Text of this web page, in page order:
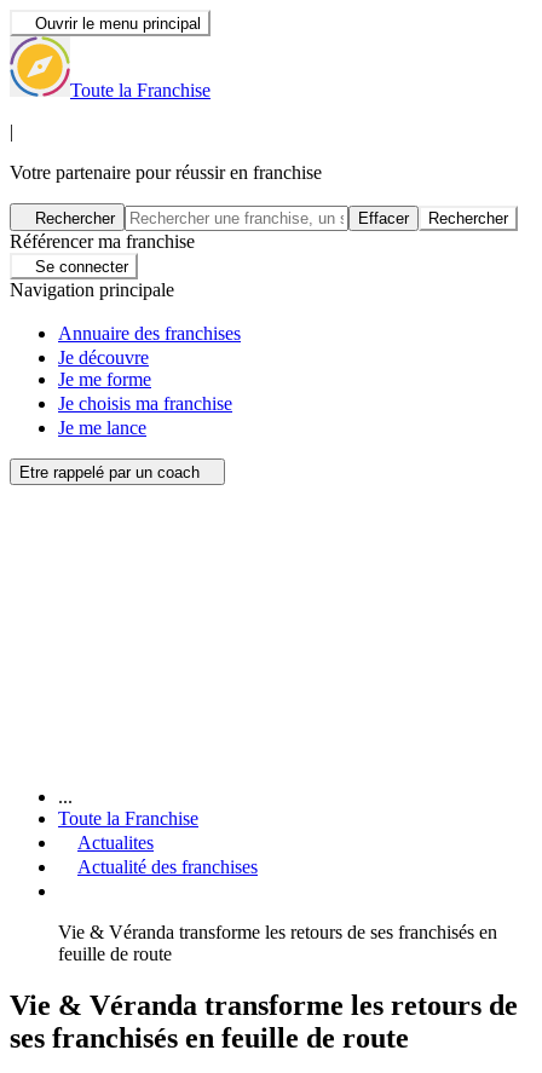
Ouvrir le menu principal
Toute la Franchise
|
Votre partenaire pour réussir en franchise
Rechercher Effacer Rechercher
Référencer ma franchise
Se connecter
Navigation principale
Annuaire des franchises
Je découvre
Je me forme
Je choisis ma franchise
Je me lance
Etre rappelé par un coach
...
Toute la Franchise
Actualites
Actualité des franchises
Vie & Véranda transforme les retours de ses franchisés en
feuille de route
Vie & Véranda transforme les retours de
ses franchisés en feuille de route